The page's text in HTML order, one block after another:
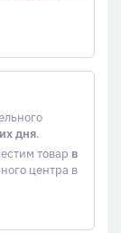
дня.
товар в
центра в